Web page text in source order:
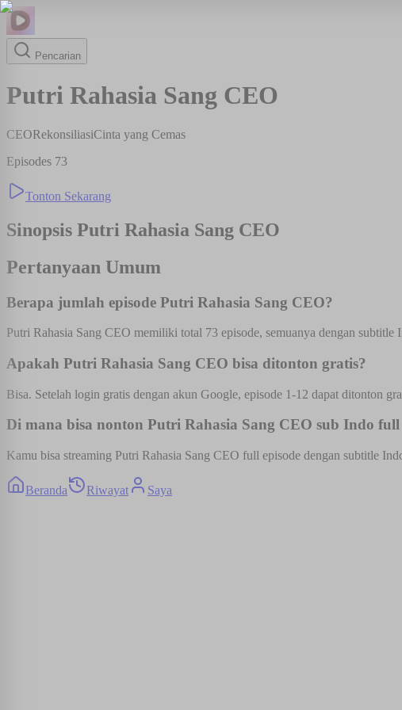
Pencarian
Putri Rahasia Sang CEO
CEORekonsiliasiCinta yang Cemas
Episodes 73
Tonton Sekarang
Sinopsis Putri Rahasia Sang CEO
Pertanyaan Umum
Berapa jumlah episode Putri Rahasia Sang CEO?
Putri Rahasia Sang CEO memiliki total 73 episode, semuanya dengan subtitle
Apakah Putri Rahasia Sang CEO bisa ditonton gratis?
Bisa. Setelah login gratis dengan akun Google, episode 1-12 dapat ditonton
Di mana bisa nonton Putri Rahasia Sang CEO sub Indo full
Kamu bisa streaming Putri Rahasia Sang CEO full episode dengan subtitle
Beranda Riwayat Saya